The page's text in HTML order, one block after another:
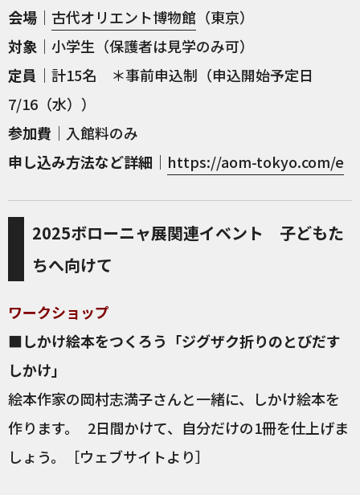
会場 ｜ 古代オリエント博物館 （東京）
対象 ｜小学生（保護者は見学のみ可）
定員 ｜計15名 ＊事前申込制（申込開始予定日
7/16（水））
参加費 ｜入館料のみ
申し込み方法など詳細 ｜ https://aom-tokyo.com/e
2025ボローニャ展関連イベント 子どもた
ちへ向けて
ワークショップ
■しかけ絵本をつくろう「ジグザク折りのとびだす
しかけ」
絵本作家の岡村志満子さんと一緒に、しかけ絵本を
作ります。 2日間かけて、自分だけの1冊を仕上げま
しょう。［ウェブサイトより］